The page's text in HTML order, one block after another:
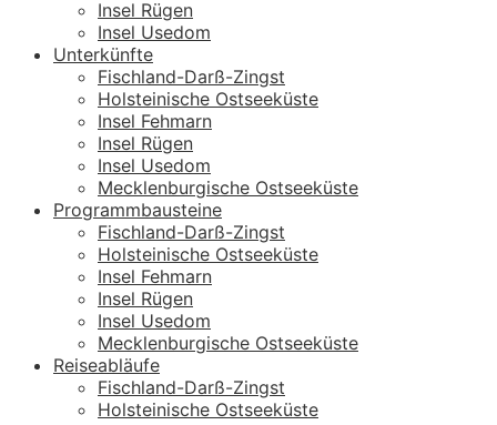
Insel Rügen
Insel Usedom
Unterkünfte
Fischland-Darß-Zingst
Holsteinische Ostseeküste
Insel Fehmarn
Insel Rügen
Insel Usedom
Mecklenburgische Ostseeküste
Programmbausteine
Fischland-Darß-Zingst
Holsteinische Ostseeküste
Insel Fehmarn
Insel Rügen
Insel Usedom
Mecklenburgische Ostseeküste
Reiseabläufe
Fischland-Darß-Zingst
Holsteinische Ostseeküste